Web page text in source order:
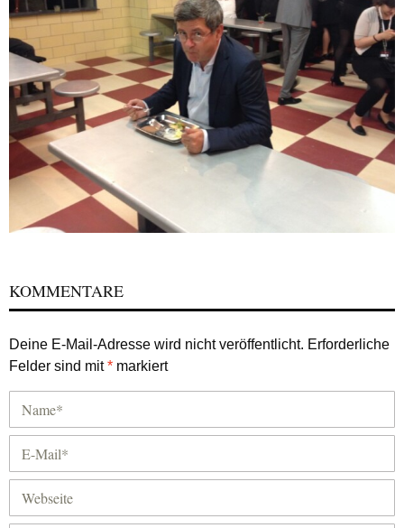
KOMMENTARE
Deine E-Mail-Adresse wird nicht veröffentlicht. Erforderliche
Felder sind mit* markiert